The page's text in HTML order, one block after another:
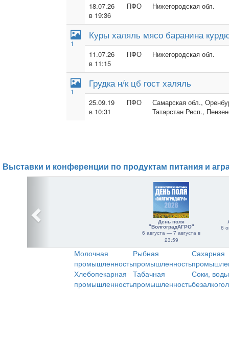
18.07.26
в 19:36
ПФО Нижегородская обл.
1
Куры халяль мясо баранина
11.07.26
в 11:15
ПФО Нижегородская обл.
1
Грудка н/к цб гост халяль
25.09.19
в 10:31
ПФО
Самарская обл.,
Татарстан Респ.,
Выставки и конференции по продуктам питания и
День поля
"ВолгоградАГРО"
6 августа — 7 августа в
23:59
6
Молочная
промышленность
Рыбная
промышленность
Сахарная
Хлебопекарная
промышленность
Табачная
промышленность
Соки,